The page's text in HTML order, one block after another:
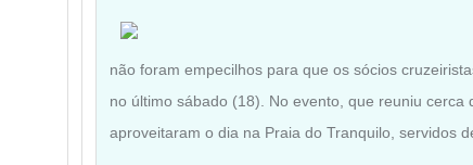
não foram empecilhos para que os sócios
no último sábado (18). No evento, que reuniu cerca
aproveitaram o dia na Praia do Tranquilo, servidos